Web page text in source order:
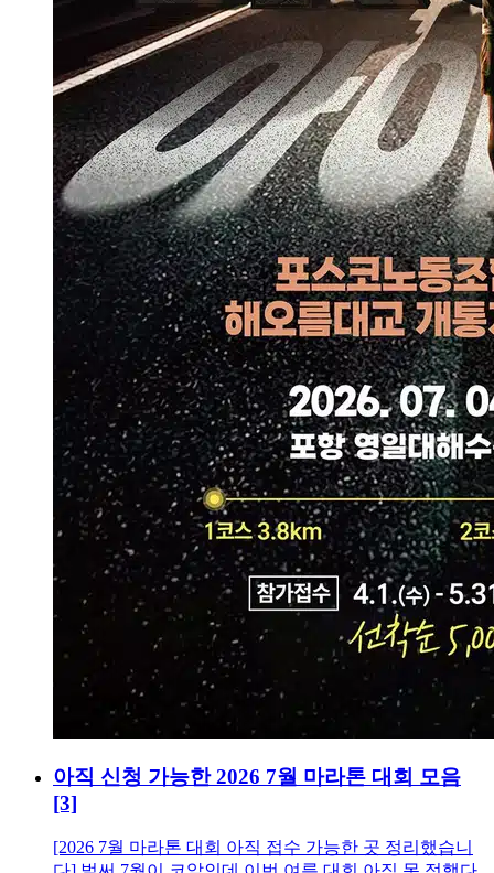
아직 신청 가능한 2026 7월 마라톤 대회 모음
[3]
[2026 7월 마라톤 대회 아직 접수 가능한 곳 정리했습니